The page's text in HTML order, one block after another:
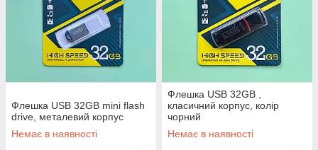
Флешка USB 32GB mini flash
drive, металевий корпус
Немає в наявності
Флешка USB 32GB ,
класичний корпус, колір
чорний
Немає в наявності